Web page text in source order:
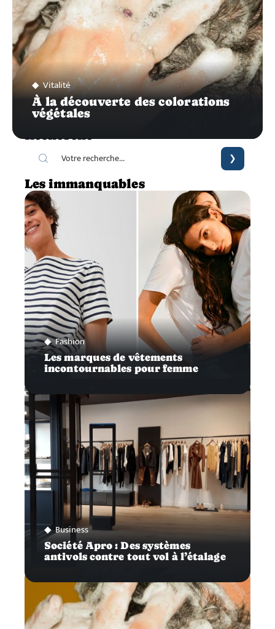
Vitalité
À la découverte des colorations
végétales
Les immanquables
Fashion
Les marques de vêtements
incontournables pour femme
Business
Société Apro : Des systèmes
antivols contre tout vol à l’étalage